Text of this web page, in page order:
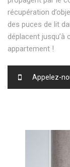
récupération
des puces de lit
déplacent
appartement !
Appelez-